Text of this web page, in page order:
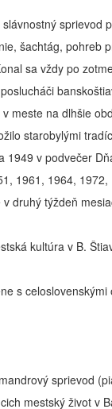
sprievod
šachtág, pohreb
sa vždy po
meste na dlhšie
starobylými
1949 v podvečer
1961, 1964,
druhý týždeň
kultúra v B.
s
sprievod
mestský život v